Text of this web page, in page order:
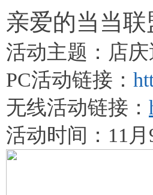
亲爱的当当联
活动主题： 店
PC活动链接：
无线活动链接：
活动时间： 11 月